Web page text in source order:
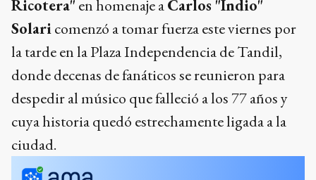
Ricotera" en homenaje aCarlos "Indio"
Solaricomenzó a tomar fuerza este viernes por
la tarde en la Plaza Independencia de Tandil,
donde decenas de fanáticos se reunieron para
despedir al músico que falleció a los 77 años y
cuya historia quedó estrechamente ligada a la
ciudad.